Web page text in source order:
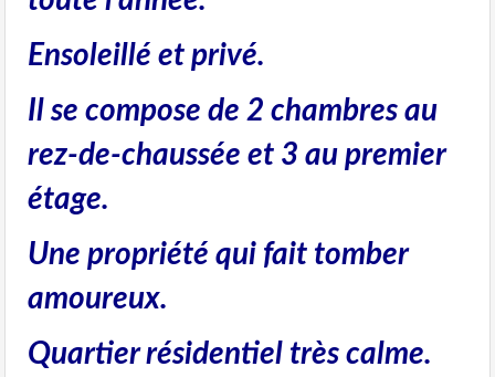
Ensoleillé et privé.
Il se compose de 2 chambres au
rez-de-chaussée et 3 au premier
étage.
Une propriété qui fait tomber
amoureux.
Quartier résidentiel très calme.